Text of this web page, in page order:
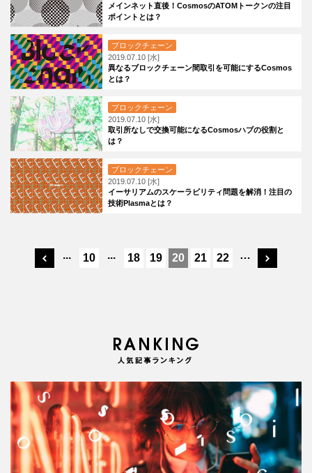
メインネット直後！CosmosのATOMトークンの注目
ポイントとは？
ブロックチェーン
2019.07.10 [水]
異なるブロックチェーン間取引を可能にするCosmos
とは？
ブロックチェーン
2019.07.10 [水]
取引所なしで交換可能になるCosmosハブの役割と
は？
ブロックチェーン
2019.07.10 [水]
イーサリアムのスケーラビリティ問題を解消！注目の
技術Plasmaとは？
... 10 ... 18 19 20 21 22 …